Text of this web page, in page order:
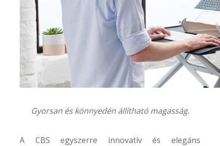
Gyorsan és könnyedén állítható magasság.
A CBS egyszerre innovatív és elegáns